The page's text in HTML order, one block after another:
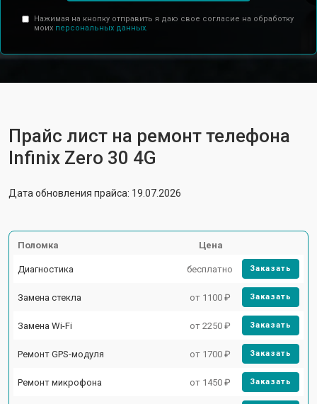
Нажимая на кнопку отправить я даю свое согласие на обработку
моих персональных данных.
Прайс лист на ремонт телефона
Infinix Zero 30 4G
Дата обновления прайса: 19.07.2026
Поломка Цена
Диагностика бесплатно Заказать
Замена стекла от 1100 ₽ Заказать
Замена Wi-Fi от 2250 ₽ Заказать
Ремонт GPS-модуля от 1700 ₽ Заказать
Ремонт микрофона от 1450 ₽ Заказать